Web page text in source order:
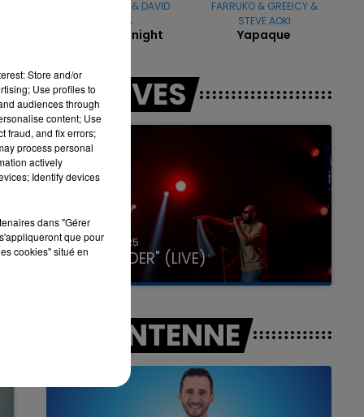
LA TEAM DE L'ÉTÉ
JENNIFER LOPEZ & DAVID
GUETTA
Save Me Tonight
FARRUKO & GREEICY &
STEVE AOKI
Yapaque
LES LIVES
31 janvier 2025
GIMS "SPIDER" (LIVE)
A L'ANTENNE
Store and/or
Use profiles to
audiences through
content; Use
fraud, and fix errors;
process personal
actively
Identify devices
dans "Gérer
que pour
cookies" situé en